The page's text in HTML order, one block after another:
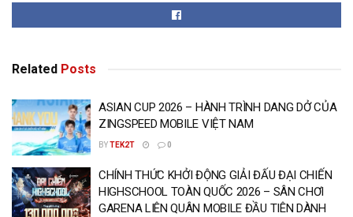
Related Posts
ASIAN CUP 2026 – HÀNH TRÌNH DANG DỞ CỦA
ZINGSPEED MOBILE VIỆT NAM
BYTEK2T 0
CHÍNH THỨC KHỞI ĐỘNG GIẢI ĐẤU ĐẠI CHIẾN
HIGHSCHOOL TOÀN QUỐC 2026 – SÂN CHƠI
GARENA LIÊN QUÂN MOBILE ĐẦU TIÊN DÀNH